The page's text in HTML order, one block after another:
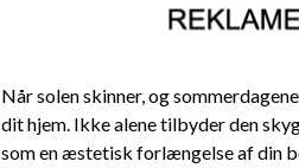
Når solen skinner, og
dit hjem. Ikke alene tilbyder den
som en æstetisk forlængelse af din